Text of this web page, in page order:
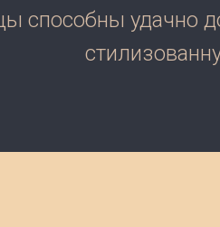
способны удачно